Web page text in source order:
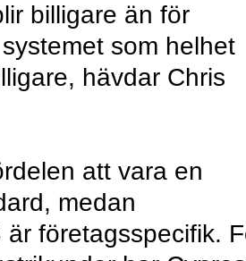
billigare än för
som helhet
hävdar Chris
att vara en
medan
är företagsspecifik.